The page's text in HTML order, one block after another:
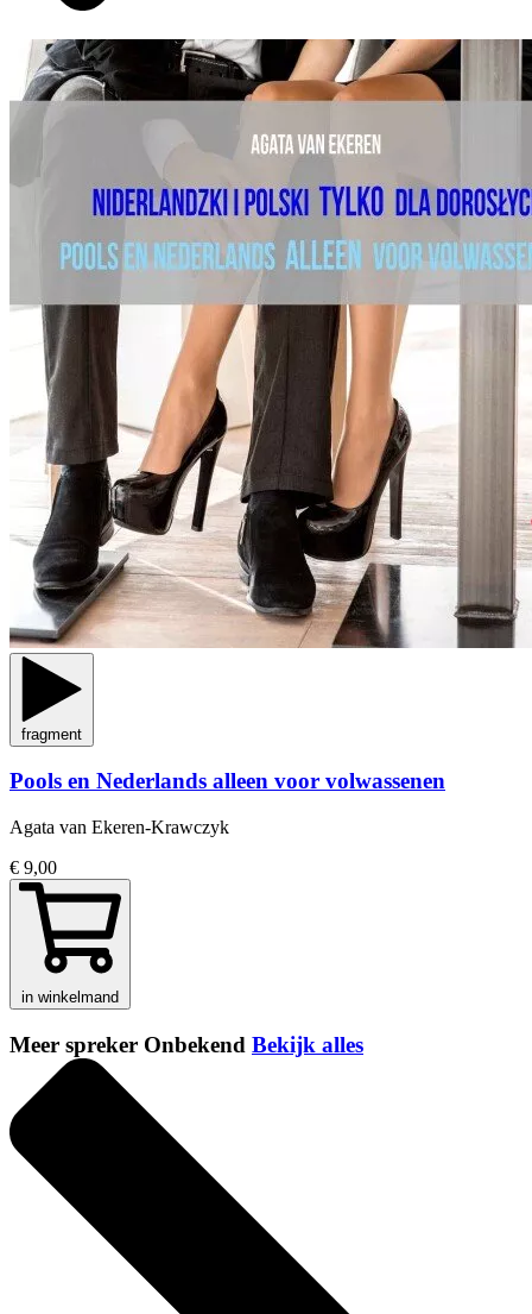
fragment
Pools en Nederlands alleen voor volwassenen
Agata van Ekeren-Krawczyk
€ 9,00
in winkelmand
Meer spreker Onbekend Bekijk alles